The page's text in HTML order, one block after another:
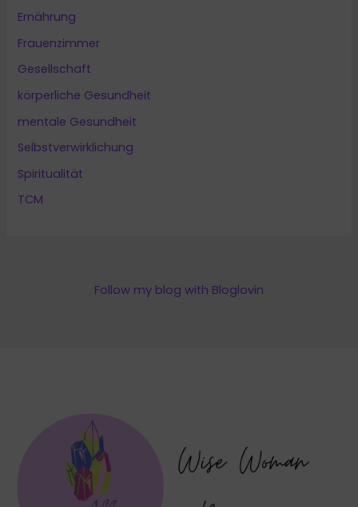
Ernährung
Frauenzimmer
Gesellschaft
körperliche Gesundheit
mentale Gesundheit
Selbstverwirklichung
Spiritualität
TCM
Follow my blog with Bloglovin